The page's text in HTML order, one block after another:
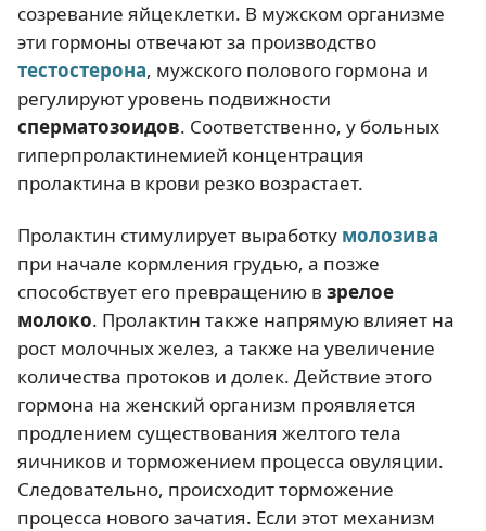
созревание яйцеклетки. В мужском организме
эти гормоны отвечают за производство
тестостерона, мужского полового гормона и
регулируют уровень подвижности
сперматозоидов. Соответственно, у больных
гиперпролактинемией концентрация
пролактина в крови резко возрастает.
Пролактин стимулирует выработку молозива
при начале кормления грудью, а позже
способствует его превращению в зрелое
молоко. Пролактин также напрямую влияет на
рост молочных желез, а также на увеличение
количества протоков и долек. Действие этого
гормона на женский организм проявляется
продлением существования желтого тела
яичников и торможением процесса овуляции.
Следовательно, происходит торможение
процесса нового зачатия. Если этот механизм